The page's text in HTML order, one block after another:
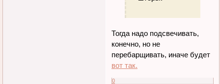
Тогда надо подсвечивать,
конечно, но не
перебарщивать, иначе будет
вот так.
0